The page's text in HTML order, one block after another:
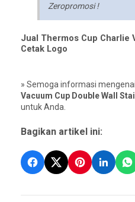
Zeropromosi !
Jual Thermos Cup Charlie
Cetak Logo
» Semoga informasi mengenai
Vacuum Cup Double Wall
untuk Anda.
Bagikan artikel ini: